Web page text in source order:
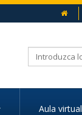
Aula virtual